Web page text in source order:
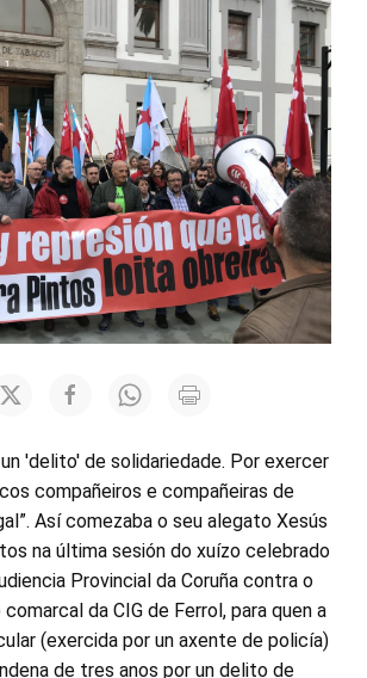
'delito' de solidariedade. Por exercer
compañeiros e compañeiras de
Así comezaba o seu alegato Xesús
na última sesión do xuízo celebrado
Provincial da Coruña contra o
da CIG de Ferrol, para quen a
(exercida por un axente de policía)
de tres anos por un delito de